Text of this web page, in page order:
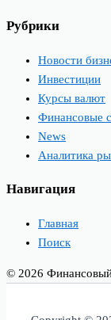
Рубрики
Новости
Инвестиции
Курсы валют
Финансовые
News
Аналитика
Навигация
Главная
Поиск
© 2026